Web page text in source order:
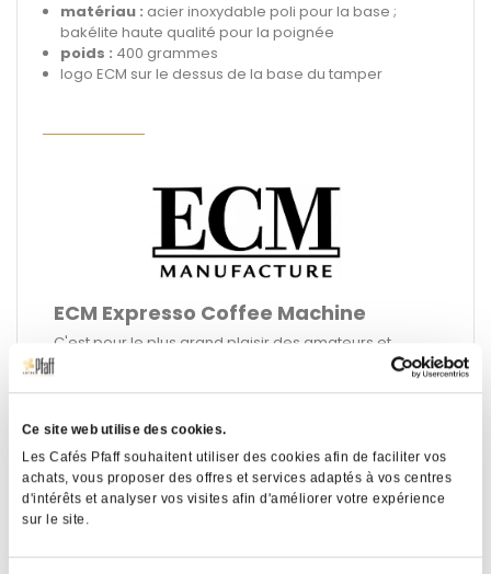
Ce site web utilise des cookies.
Les Cafés Pfaff souhaitent utiliser des cookies afin de faciliter vos
achats, vous proposer des offres et services adaptés à vos centres
d'intérêts et analyser vos visites afin d'améliorer votre expérience
sur le site.
matériau : acier inoxydable poli pour la base ;
bakélite haute qualité pour la poignée
poids : 400 grammes
logo ECM sur le dessus de la base du tamper
ECM Expresso Coffee Machine
C'est pour le plus grand plaisir des amateurs et
connaisseurs de café que ECM conçoit et fabrique
de ses machines expresso haut de gamme, de leur
conception à leur fabrication. Chaque ECM est
assemblée à la main ; les modèles domestiques sont
fabriqués au sein de leur usine de Milan, les modèles
professionnels, eux, sortent de l'usine allemande.